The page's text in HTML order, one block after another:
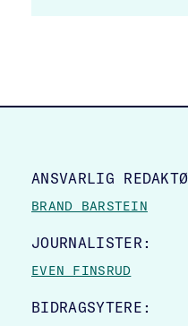
SITE FOOTER
ANSVARLIG
BRAND BARSTEIN
JOURNALISTER:
EVEN FINSRUD
BIDRAGSYTERE: